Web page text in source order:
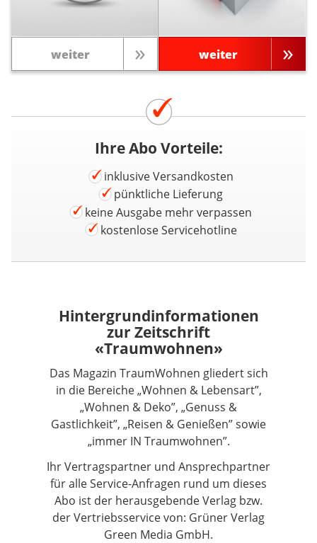
weiter weiter
Ihre Abo Vorteile:
inklusive Versandkosten
pünktliche Lieferung
keine Ausgabe mehr verpassen
kostenlose Servicehotline
Hintergrundinformationen
zur Zeitschrift
«Traumwohnen»
Das Magazin TraumWohnen gliedert sich
in die Bereiche „Wohnen & Lebensart”,
„Wohnen & Deko”, „Genuss &
Gastlichkeit”, „Reisen & Genießen” sowie
„immer IN Traumwohnen”.
Ihr Vertragspartner und Ansprechpartner
für alle Service-Anfragen rund um dieses
Abo ist der herausgebende Verlag bzw.
der Vertriebsservice von: Grüner Verlag
Green Media GmbH.